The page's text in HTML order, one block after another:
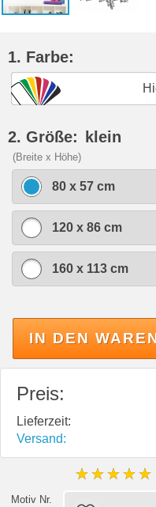
1. Farbe:
2. Größe: klein
(Breite x Höhe)
80 x 57 cm
120 x 86 cm
160 x 113 cm
IN DEN
Preis:
Lieferzeit:
Versand:
★★★★★
Motiv Nr.